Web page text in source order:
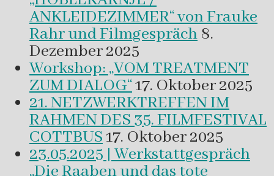
ANKLEIDEZIMMER“ von Frauke
Rahr und Filmgespräch 8.
Dezember 2025
Workshop: „VOM TREATMENT
ZUM DIALOG“17. Oktober 2025
21. NETZWERKTREFFEN IM
RAHMEN DES 35. FILMFESTIVAL
COTTBUS17. Oktober 2025
23.05.2025 | Werkstattgespräch
„Die Raaben und das tote